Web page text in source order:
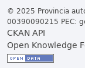
© 2025 Provincia
00390090215 PEC:
CKAN API
Open Knowledge